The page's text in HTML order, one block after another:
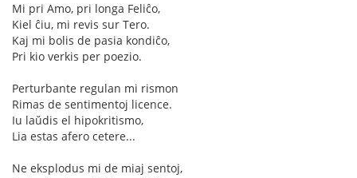
Mi pri Amo, pri longa Feliĉo,
Kiel ĉiu, mi revis sur Tero.
Kaj mi bolis de pasia kondiĉo,
Pri kio verkis per poezio.
Perturbante regulan mi rismon
Rimas de sentimentoj licence.
Iu laŭdis el hipokritismo,
Lia estas afero cetere...
Ne eksplodus mi de miaj sentoj,